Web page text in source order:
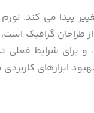
پیدا می کند.
طراحان گرافیک است،
برای شرایط فعلی